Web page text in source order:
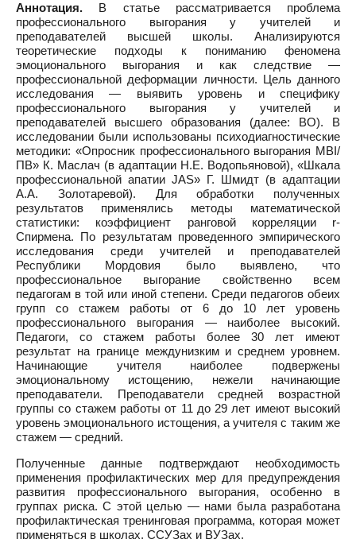
Аннотация. В статье рассматривается проблема
профессионального выгорания у учителей и
преподавателей высшей школы. Анализируются
теоретические подходы к пониманию феномена
эмоционального выгорания и как следствие —
профессиональной деформации личности. Цель данного
исследования — выявить уровень и специфику
профессионального выгорания у учителей и
преподавателей высшего образования (далее: ВО). В
исследовании были использованы психодиагностические
методики: «Опросник профессионального выгорания MBI/
ПВ» К. Маслач (в адаптации Н.Е. Водопьяновой), «Шкала
профессиональной апатии JAS» Г. Шмидт (в адаптации
А.А. Золотаревой). Для обработки полученных
результатов применялись методы математической
статистики: коэффициент ранговой корреляции r-
Спирмена. По результатам проведенного эмпирического
исследования среди учителей и преподавателей
Республики Мордовия было выявлено, что
профессиональное выгорание свойственно всем
педагогам в той или иной степени. Среди педагогов обеих
групп со стажем работы от 6 до 10 лет уровень
профессионального выгорания — наиболее высокий.
Педагоги, со стажем работы более 30 лет имеют
результат на границе междунизким и среднем уровнем.
Начинающие учителя наиболее подвержены
эмоциональному истощению, нежели начинающие
преподаватели. Преподаватели средней возрастной
группы со стажем работы от 11 до 29 лет имеют высокий
уровень эмоционального истощения, а учителя с таким же
стажем — средний.
Полученные данные подтверждают необходимость
применения профилактических мер для предупреждения
развития профессионального выгорания, особенно в
группах риска. С этой целью — нами была разработана
профилактическая тренинговая программа, которая может
применяться в школах, ССУЗах и ВУЗах.